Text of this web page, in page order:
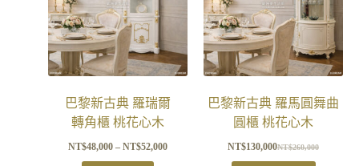
巴黎新古典 羅瑞爾
轉角櫃 桃花心木
NT$48,000 – NT$52,000
巴黎新古典 羅馬圓舞曲
圓櫃 桃花心木
NT$260,000
NT$130,000